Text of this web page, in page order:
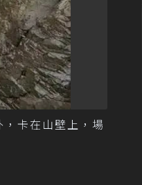
卡在山壁上，場